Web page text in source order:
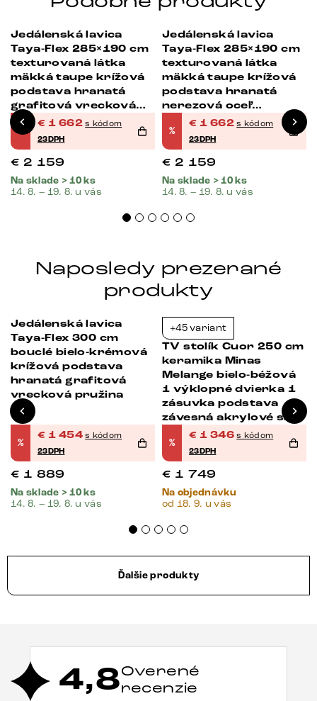
Jedálenská lavica
Taya-Flex 285×190 cm
texturovaná látka
mäkká taupe krížová
podstava hranatá
grafitová vrecková
pružina pravá
%
€ 1 662 s kódom
23DPH
€ 2 159
Na sklade > 10 ks
14. 8. – 19. 8. u vás
Jedálenská lavica
Taya-Flex 285×190 cm
texturovaná látka
mäkká taupe krížová
podstava hranatá
nerezová oceľ
vrecková pružina
pravá
%
€ 1 662 s kódom
23DPH
€ 2 159
Na sklade > 10 ks
14. 8. – 19. 8. u vás
Naposledy prezerané
produkty
Jedálenská lavica
Taya-Flex 300 cm
bouclé bielo-krémová
krížová podstava
hranatá grafitová
vrecková pružina
%
€ 1 454 s kódom
23DPH
€ 1 889
Na sklade > 10 ks
14. 8. – 19. 8. u vás
+45 variant
TV stolík Cuor 250 cm
keramika Minas
Melange bielo-béžová
1 výklopné dvierka 1
zásuvka podstava
závesná akrylové sklo
%
€ 1 346 s kódom
23DPH
€ 1 749
Na objednávku
od 18. 9. u vás
Ďalšie produkty
4,8Overené
recenzie